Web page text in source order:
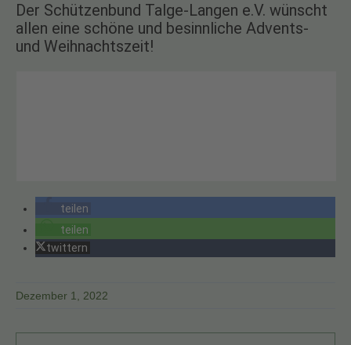
Der Schützenbund Talge-Langen e.V. wünscht
allen eine schöne und besinnliche Advents-
und Weihnachtszeit!
teilen
teilen
twittern
Dezember 1, 2022